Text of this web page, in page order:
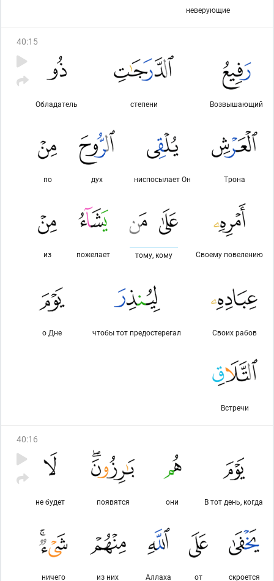
неверующие
40:15
Возвышающий
степени
Обладатель
Трона
ниспосылает Он
дух
по
Своему повелению
тому, кому
пожелает
из
Своих рабов
чтобы тот предостерегал
о Дне
Встречи
40:16
В тот день, когда
они
появятся
не будет
скроется
от
Аллаха
из них
ничего